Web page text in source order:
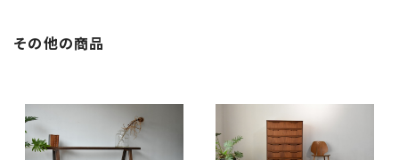
その他の商品